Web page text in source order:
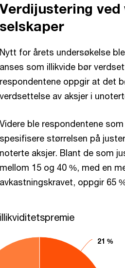
Verdijustering
selskaper
Nytt for årets undersøkelse
anses som illikvide bør
respondentene oppgir at det
verdsettelse av aksjer i
Videre ble respondentene
spesifisere størrelsen på
noterte aksjer. Blant de som
mellom 15 og 40 %, med en
avkastningskravet, oppgir 65
21 %
21 %